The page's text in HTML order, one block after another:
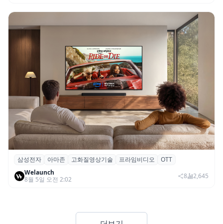
삼성전자·아마존, 프라임 비디오에 ‘HDR10+
어드밴스드’ 적용
삼성전자 아마존 고화질영상기술 프라임비디오
OTT
Welaunch
8월 5일 오전 2:02
8 2,645